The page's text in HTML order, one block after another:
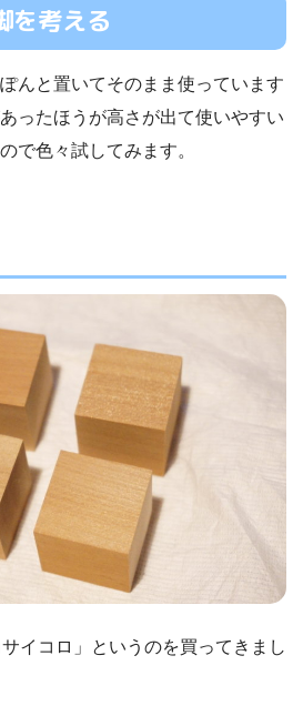
を考える
んと置いてそのまま使っています
ったほうが高さが出て使いやすい
で色々試してみます。
イコロ」というのを買ってきまし